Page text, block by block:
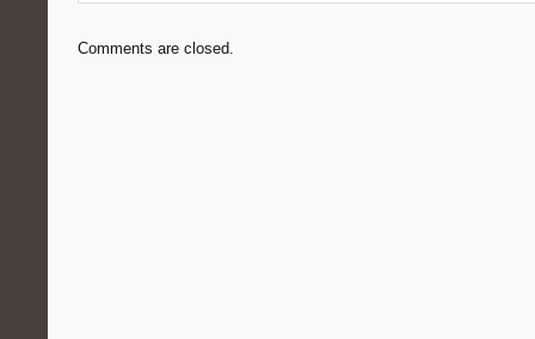
Comments are closed.